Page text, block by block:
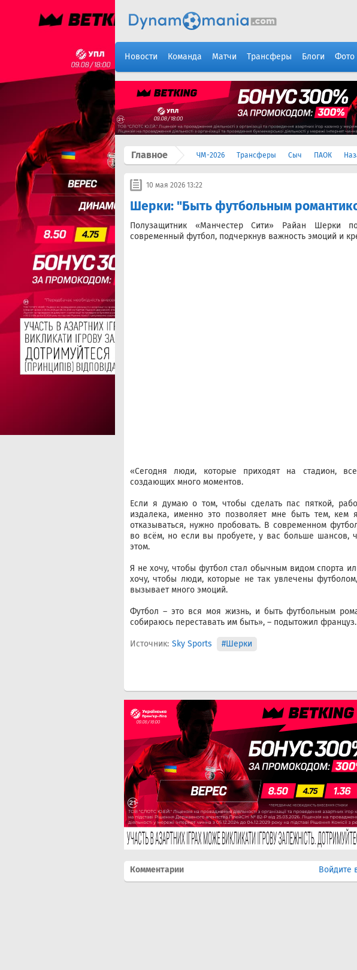
Новости Команда Матчи Трансферы Блоги Фото
Главное ЧМ-2026 Трансферы Сыч ПАОК
10 мая 2026 13:22
Шерки: "Быть футбольным
Полузащитник «Манчестер Сити» Райан Шерки
современный футбол, подчеркнув важность эмоций и
«Сегодня люди, которые приходят на стадион,
создающих много моментов.
Если я думаю о том, чтобы сделать пас пяткой,
издалека, именно это позволяет мне быть тем, кем
отказываться, нужно пробовать. В современном
во всём, но если вы пробуете, у вас больше шансов,
этом.
Я не хочу, чтобы футбол стал обычным видом спорта
хочу, чтобы люди, которые не так увлечены
вызывает много эмоций.
Футбол – это вся моя жизнь, и быть футбольным
собираюсь переставать им быть», – подытожил француз.
Источник: Sky Sports #Шерки
Комментарии Войдите